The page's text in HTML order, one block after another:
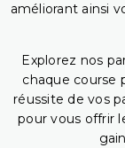
améliorant ainsi
Explorez nos
chaque course
réussite de vos
pour vous offrir